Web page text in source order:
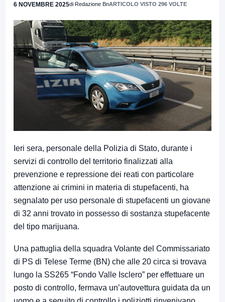
6 NOVEMBRE 2025di Redazione BnARTICOLO VISTO 296 VOLTE
Ieri sera, personale della Polizia di Stato, durante i
servizi di controllo del territorio finalizzati alla
prevenzione e repressione dei reati con particolare
attenzione ai crimini in materia di stupefacenti, ha
segnalato per uso personale di stupefacenti un giovane
di 32 anni trovato in possesso di sostanza stupefacente
del tipo marijuana.
Una pattuglia della squadra Volante del Commissariato
di PS di Telese Terme (BN) che alle 20 circa si trovava
lungo la SS265 “Fondo Valle Isclero” per effettuare un
posto di controllo, fermava un’autovettura guidata da un